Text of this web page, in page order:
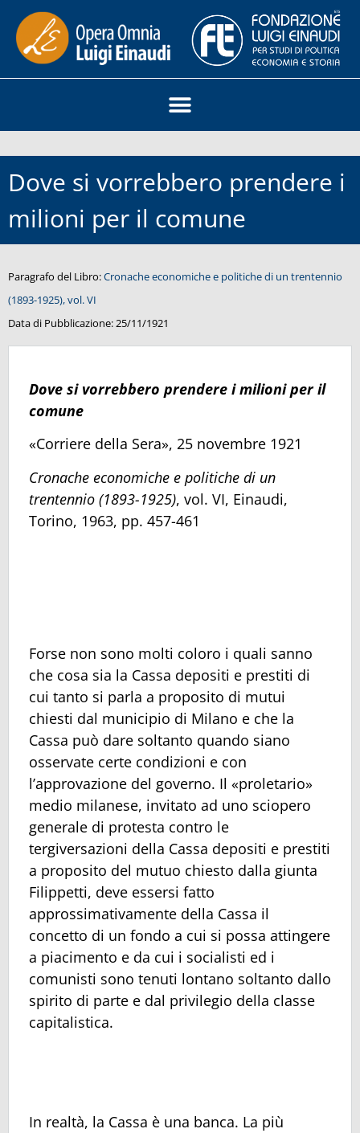
Dove si vorrebbero prendere i
milioni per il comune
Paragrafo del Libro:Cronache economiche e politiche di un trentennio
(1893-1925), vol. VI
Data di Pubblicazione:25/11/1921
Dove si vorrebbero prendere i milioni per il
comune
«Corriere della Sera», 25 novembre 1921
Cronache economiche e politiche di un
trentennio (1893-1925), vol. VI, Einaudi,
Torino, 1963, pp. 457-461
Forse non sono molti coloro i quali sanno
che cosa sia la Cassa depositi e prestiti di
cui tanto si parla a proposito di mutui
chiesti dal municipio di Milano e che la
Cassa può dare soltanto quando siano
osservate certe condizioni e con
l’approvazione del governo. Il «proletario»
medio milanese, invitato ad uno sciopero
generale di protesta contro le
tergiversazioni della Cassa depositi e prestiti
a proposito del mutuo chiesto dalla giunta
Filippetti, deve essersi fatto
approssimativamente della Cassa il
concetto di un fondo a cui si possa attingere
a piacimento e da cui i socialisti ed i
comunisti sono tenuti lontano soltanto dallo
spirito di parte e dal privilegio della classe
capitalistica.
In realtà, la Cassa è una banca. La più